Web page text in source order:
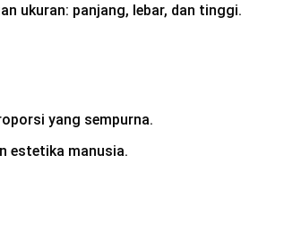
ukuran: panjang, lebar, dan tinggi.
yang sempurna.
estetika manusia.